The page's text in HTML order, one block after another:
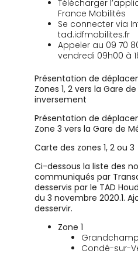
Télécharger
France Mobilités
Se connecter via
tad.idfmobilites.fr
Appeler au 09 70
vendredi 09h00 à
Présentation de
Zones 1, 2 vers la Gare
inversement
Présentation de
Zone 3 vers la Gare de
Carte des zones 1, 2 ou 3
Ci-dessous la liste des
communiqués par
desservis par le TAD
du 3 novembre 2020.1.
desservir.
Zone 1
Condé-sur-